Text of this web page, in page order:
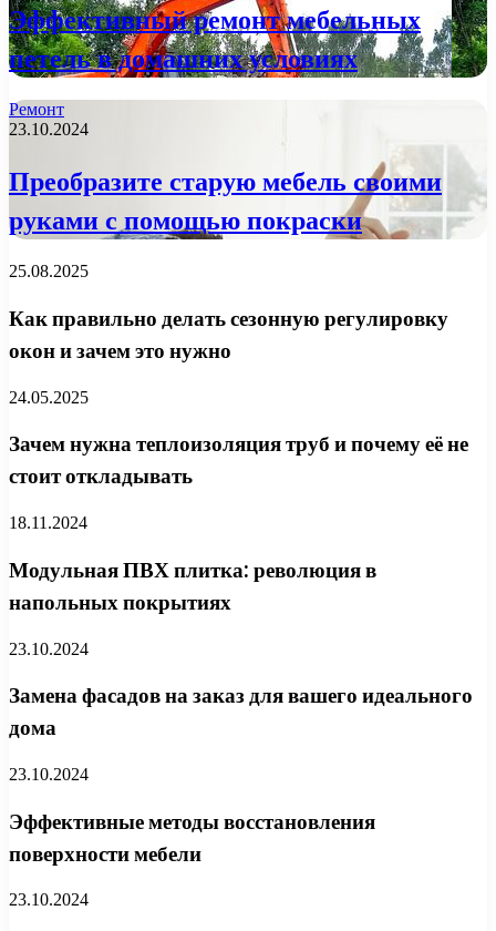
Эффективный ремонт мебельных
петель в домашних условиях
Ремонт
23.10.2024
Преобразите старую мебель своими
руками с помощью покраски
25.08.2025
Как правильно делать сезонную регулировку
окон и зачем это нужно
24.05.2025
Зачем нужна теплоизоляция труб и почему её не
стоит откладывать
18.11.2024
Модульная ПВХ плитка: революция в
напольных покрытиях
23.10.2024
Замена фасадов на заказ для вашего идеального
дома
23.10.2024
Эффективные методы восстановления
поверхности мебели
23.10.2024